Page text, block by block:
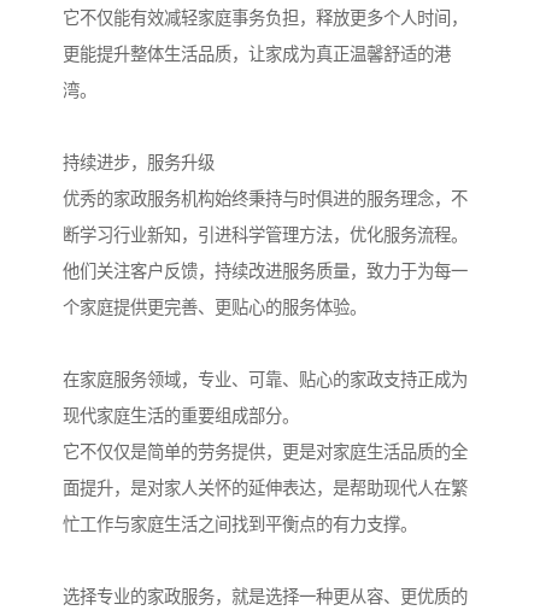
它不仅能有效减轻家庭事务负担，释放更多个人时间，
更能提升整体生活品质，让家成为真正温馨舒适的港
湾。
持续进步，服务升级
优秀的家政服务机构始终秉持与时俱进的服务理念，不
断学习行业新知，引进科学管理方法，优化服务流程。
他们关注客户反馈，持续改进服务质量，致力于为每一
个家庭提供更完善、更贴心的服务体验。
在家庭服务领域，专业、可靠、贴心的家政支持正成为
现代家庭生活的重要组成部分。
它不仅仅是简单的劳务提供，更是对家庭生活品质的全
面提升，是对家人关怀的延伸表达，是帮助现代人在繁
忙工作与家庭生活之间找到平衡点的有力支撑。
选择专业的家政服务，就是选择一种更从容、更优质的